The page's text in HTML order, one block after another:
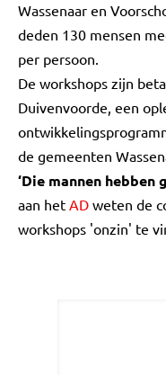
Wassenaar en
deden 130 mensen
per persoon.
De workshops zijn
Duivenvoorde, een
de gemeenten
‘Die mannen hebben
aan het AD weten de
workshops 'onzin' te